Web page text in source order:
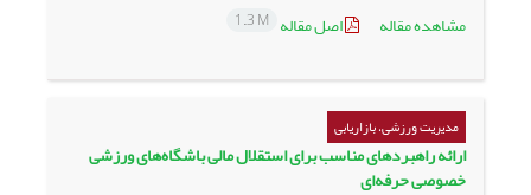
مشاهده مقاله اصل مقاله 1.3 M
مدیریت ورزشی، بازاریابی
ارائه راهبردهای مناسب برای استقلال مالی باشگاه‌های ورزشی
خصوصی حرفه‌ا‌ی